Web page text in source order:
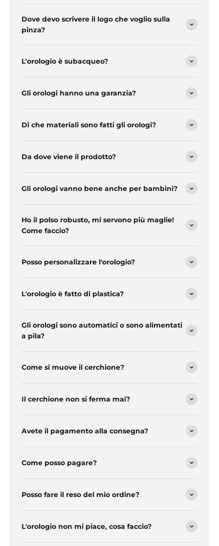
Dove devo scrivere il logo che voglio sulla
pinza?
L'orologio è subacqueo?
Gli orologi hanno una garanzia?
Di che materiali sono fatti gli orologi?
Da dove viene il prodotto?
Gli orologi vanno bene anche per bambini?
Ho il polso robusto, mi servono più maglie!
Come faccio?
Posso personalizzare l'orologio?
L'orologio è fatto di plastica?
Gli orologi sono automatici o sono alimentati
a pila?
Come si muove il cerchione?
Il cerchione non si ferma mai?
Avete il pagamento alla consegna?
Come posso pagare?
Posso fare il reso del mio ordine?
L'orologio non mi piace, cosa faccio?